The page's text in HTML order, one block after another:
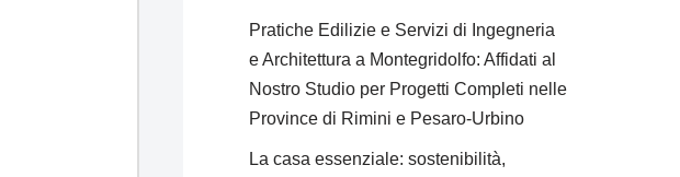
Pratiche Edilizie e Servizi di Ingegneria
e Architettura a Montegridolfo: Affidati al
Nostro Studio per Progetti Completi nelle
Province di Rimini e Pesaro-Urbino
La casa essenziale: sostenibilità,